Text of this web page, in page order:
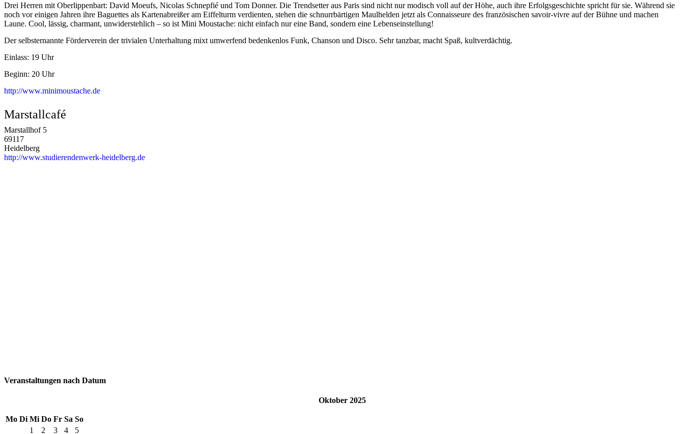
Drei Herren mit Oberlippenbart: David Moeufs, Nicolas Schnepfié und Tom Donner. Die Trendsetter aus Paris sind nicht nur modisch voll auf der Höhe, auch ihre Erfolgsgeschichte spricht für sie. Während sie
noch vor einigen Jahren ihre Baguettes als Kartenabreißer am Eiffelturm verdienten, stehen die schnurrbärtigen Maulhelden jetzt als Connaisseure des französischen savoir-vivre auf der Bühne und machen
Laune. Cool, lässig, charmant, unwiderstehlich – so ist Mini Moustache: nicht einfach nur eine Band, sondern eine Lebenseinstellung!
Der selbsternannte Förderverein der trivialen Unterhaltung mixt umwerfend bedenkenlos Funk, Chanson und Disco. Sehr tanzbar, macht Spaß, kultverdächtig.
Einlass: 19 Uhr
Beginn: 20 Uhr
http://www.minimoustache.de
Marstallcafé
Marstallhof 5
69117
Heidelberg
http://www.studierendenwerk-heidelberg.de
Veranstaltungen nach Datum
Oktober 2025
Mo Di Mi Do Fr Sa So
1
2 3 4 5